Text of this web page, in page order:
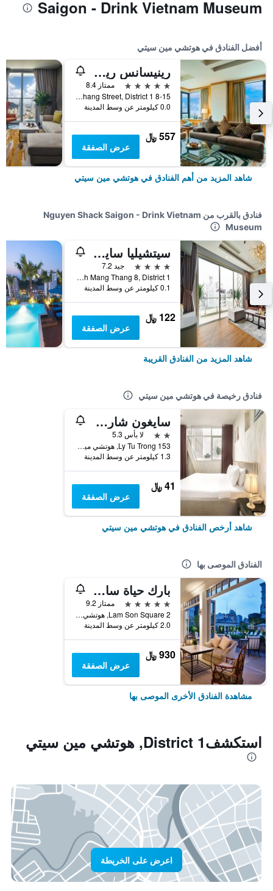
Saigon - Drink Vietnam Museum
أفضل الفنادق في هوتشي مين سيتي
رينيسانس ريفرسايد هوتل سايجون
5 نجوم
ممتاز 8.4
8-15 Ton Duc Thang Street, District 1, هوتشي مين سيتي, فيتنام
0.0 كيلومتر عن وسط المدينة
557 ﷼
عرض الصفقة
شاهد المزيد من أهم الفنادق في هوتشي مين سيتي
فنادق بالقرب من Nguyen Shack Saigon - Drink Vietnam
Museum
سيتشيليا سايجون سنتر
4 نجوم
جيد 7.2
12D Cach Mang Thang 8, District 1, هوتشي مين سيتي, فيتنام
0.1 كيلومتر عن وسط المدينة
122 ﷼
عرض الصفقة
شاهد المزيد من الفنادق القريبة
فنادق رخيصة في هوتشي مين سيتي
سايغون شارم هوتل
2 نجمتين
لا بأس 5.3
153 Ly Tu Trong, هوتشي مين سيتي, فيتنام
1.3 كيلومتر عن وسط المدينة
41 ﷼
عرض الصفقة
شاهد أرخص الفنادق في هوتشي مين سيتي
الفنادق الموصى بها
بارك حياة سايجون
5 نجوم
ممتاز 9.2
2 Lam Son Square, هوتشي مين سيتي, فيتنام
2.0 كيلومتر عن وسط المدينة
930 ﷼
عرض الصفقة
مشاهدة الفنادق الأخرى الموصى بها
استكشفDistrict 1, هوتشي مين سيتي
اعرض على الخريطة